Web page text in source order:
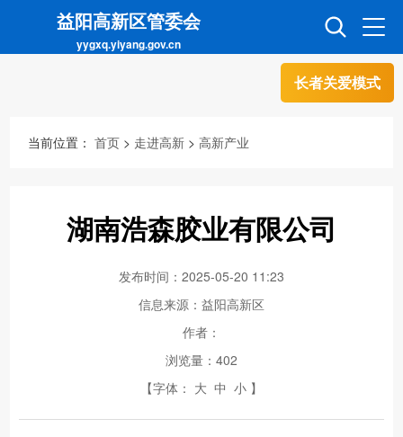
益阳高新区管委会
yygxq.yiyang.gov.cn
长者关爱模式
当前位置：首页 > 走进高新 >高新产业
湖南浩森胶业有限公司
发布时间：2025-05-20 11:23
信息来源：益阳高新区
作者：
浏览量： 402
【字体： 大 中 小 】